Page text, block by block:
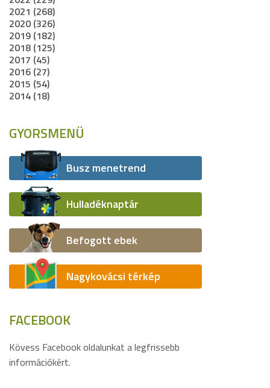
2021 (268)
2020 (326)
2019 (182)
2018 (125)
2017 (45)
2016 (27)
2015 (54)
2014 (18)
GYORSMENÜ
Busz menetrend
Hulladéknaptár
Befogott ebek
Nagykovácsi térkép
FACEBOOK
Kövess Facebook oldalunkat a legfrissebb
információkért.